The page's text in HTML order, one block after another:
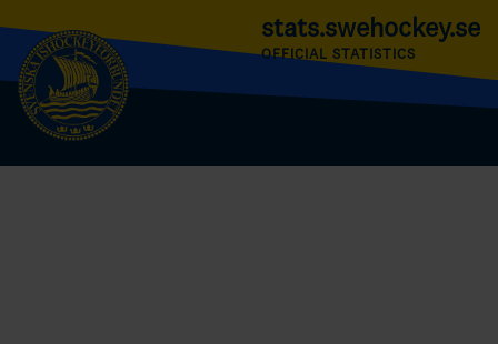
stats.swehockey.se
OFFICIAL STATISTICS